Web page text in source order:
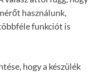
használunk,
funkciót is
hogy a készülék